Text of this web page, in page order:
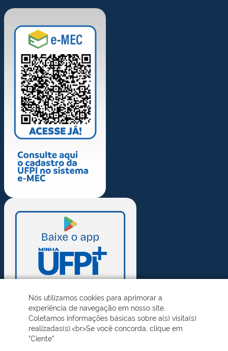
Nós utilizamos cookies para aprimorar a
experiência de navegação em nosso site.
Coletamos informações básicas sobre a(s) visita(s)
realizadas(s).<br>Se você concorda, clique em
"Ciente".